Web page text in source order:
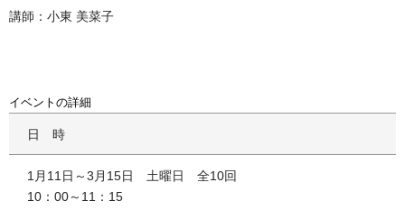
講師：小東 美菜子
イベントの詳細
日時
1月11日～3月15日 土曜日 全10回
10：00～11：15